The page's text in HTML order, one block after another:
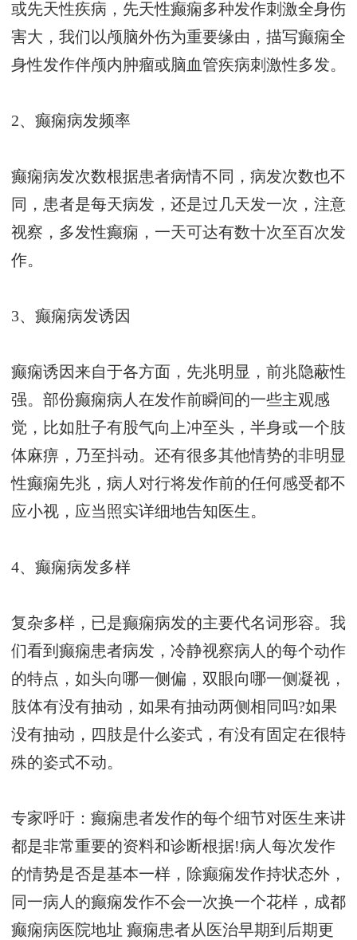
或先天性疾病，先天性癫痫多种发作刺激全身伤
害大，我们以颅脑外伤为重要缘由，描写癫痫全
身性发作伴颅内肿瘤或脑血管疾病刺激性多发。
2、癫痫病发频率
癫痫病发次数根据患者病情不同，病发次数也不
同，患者是每天病发，还是过几天发一次，注意
视察，多发性癫痫，一天可达有数十次至百次发
作。
3、癫痫病发诱因
癫痫诱因来自于各方面，先兆明显，前兆隐蔽性
强。部份癫痫病人在发作前瞬间的一些主观感
觉，比如肚子有股气向上冲至头，半身或一个肢
体麻痹，乃至抖动。还有很多其他情势的非明显
性癫痫先兆，病人对行将发作前的任何感受都不
应小视，应当照实详细地告知医生。
4、癫痫病发多样
复杂多样，已是癫痫病发的主要代名词形容。我
们看到癫痫患者病发，冷静视察病人的每个动作
的特点，如头向哪一侧偏，双眼向哪一侧凝视，
肢体有没有抽动，如果有抽动两侧相同吗?如果
没有抽动，四肢是什么姿式，有没有固定在很特
殊的姿式不动。
专家呼吁：癫痫患者发作的每个细节对医生来讲
都是非常重要的资料和诊断根据!病人每次发作
的情势是否是基本一样，除癫痫发作持状态外，
同一病人的癫痫发作不会一次换一个花样， 成都
癫痫病医院地址 癫痫患者从医治早期到后期更